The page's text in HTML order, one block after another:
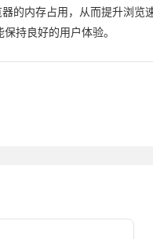
的内存占用，从而提升浏
持良好的用户体验。